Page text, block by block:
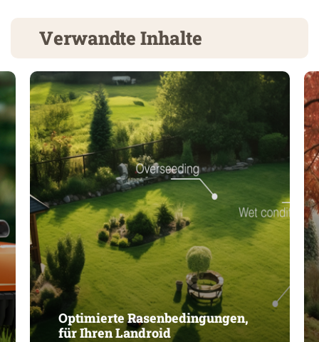
Verwandte Inhalte
Optimierte Rasenbedingungen,
für Ihren Landroid